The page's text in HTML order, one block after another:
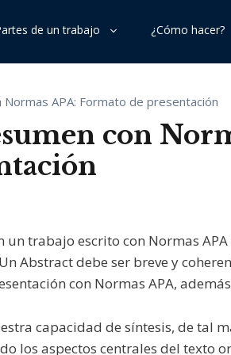
de un trabajo
›
›
›
›
Métodos,
Lista de
Tablas, figuras
¿Cómo hacer?
›
›
›
Ponencia:
partes
Cómo hacer
Cómo hacer
Cómo escribir
›
›
›
Citar software
Citar datos o
APA: Formato de presentación
con
trabajo escrito con Normas APA
Abstract debe ser breve y
con Normas APA,
capacidad de síntesis, de tal
los aspectos centrales del texto